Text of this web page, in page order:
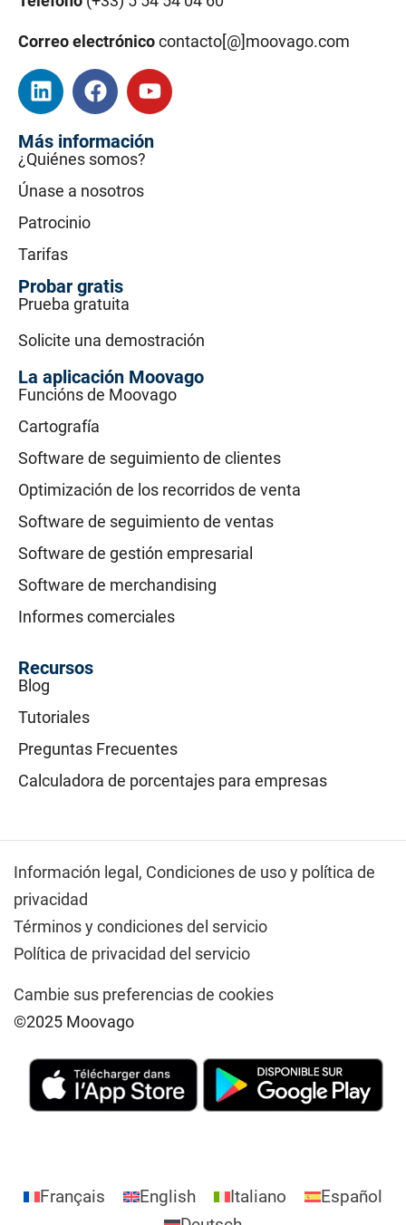
Correo electrónicocontacto[@]moovago.com
Más información
¿Quiénes somos?
Únase a nosotros
Patrocinio
Tarifas
Probar gratis
Prueba gratuita
Solicite una demostración
La aplicación Moovago
Funcións de Moovago
Cartografía
Software de seguimiento de clientes
Optimización de los recorridos de venta
Software de seguimiento de ventas
Software de gestión empresarial
Software de merchandising
Informes comerciales
Recursos
Blog
Tutoriales
Preguntas Frecuentes
Calculadora de porcentajes para empresas
Información legal, Condiciones de uso y política de
privacidad
Términos y condiciones del servicio
Política de privacidad del servicio
Cambie sus preferencias de cookies
©2025 Moovago
Français English Italiano
Español